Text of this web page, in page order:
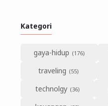
Kategori
gaya-hidup
traveling
technolgy